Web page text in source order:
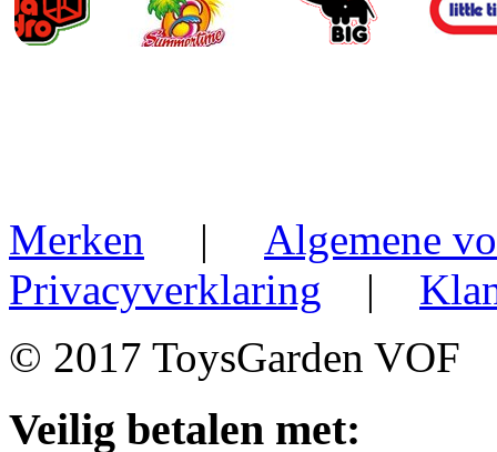
Merken | Algemene
Privacyverklaring |
© 2017 ToysGarden VOF
Veilig betalen met: